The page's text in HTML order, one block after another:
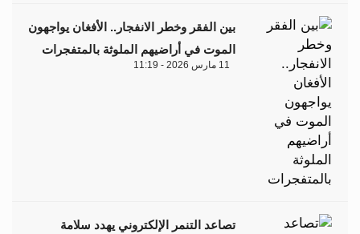
بين الفقر وخطر الانفجار.. الأفغان يواجهون
الموت في أراضيهم الملوثة بالمتفجرات
11 مارس 2026 - 11:19
تصاعد التنمر الإلكتروني يهدد سلامة